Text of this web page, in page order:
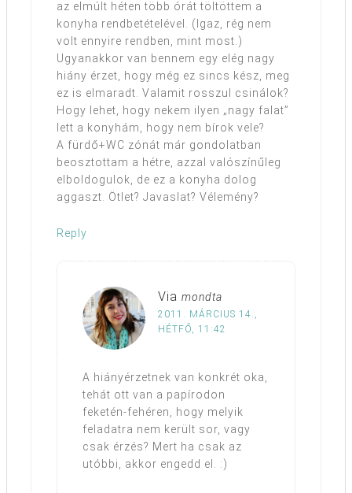
az elmúlt héten több órát töltöttem a
konyha rendbetételével. (Igaz, rég nem
volt ennyire rendben, mint most.)
Ugyanakkor van bennem egy elég nagy
hiány érzet, hogy még ez sincs kész, meg
ez is elmaradt. Valamit rosszul csinálok?
Hogy lehet, hogy nekem ilyen „nagy falat”
lett a konyhám, hogy nem bírok vele?
A fürdő+WC zónát már gondolatban
beosztottam a hétre, azzal valószínűleg
elboldogulok, de ez a konyha dolog
aggaszt. Ötlet? Javaslat? Vélemény?
Reply
Via mondta
2011. MÁRCIUS 14.,
HÉTFŐ, 11:42
A hiányérzetnek van konkrét oka,
tehát ott van a papírodon
feketén-fehéren, hogy melyik
feladatra nem került sor, vagy
csak érzés? Mert ha csak az
utóbbi, akkor engedd el. :)